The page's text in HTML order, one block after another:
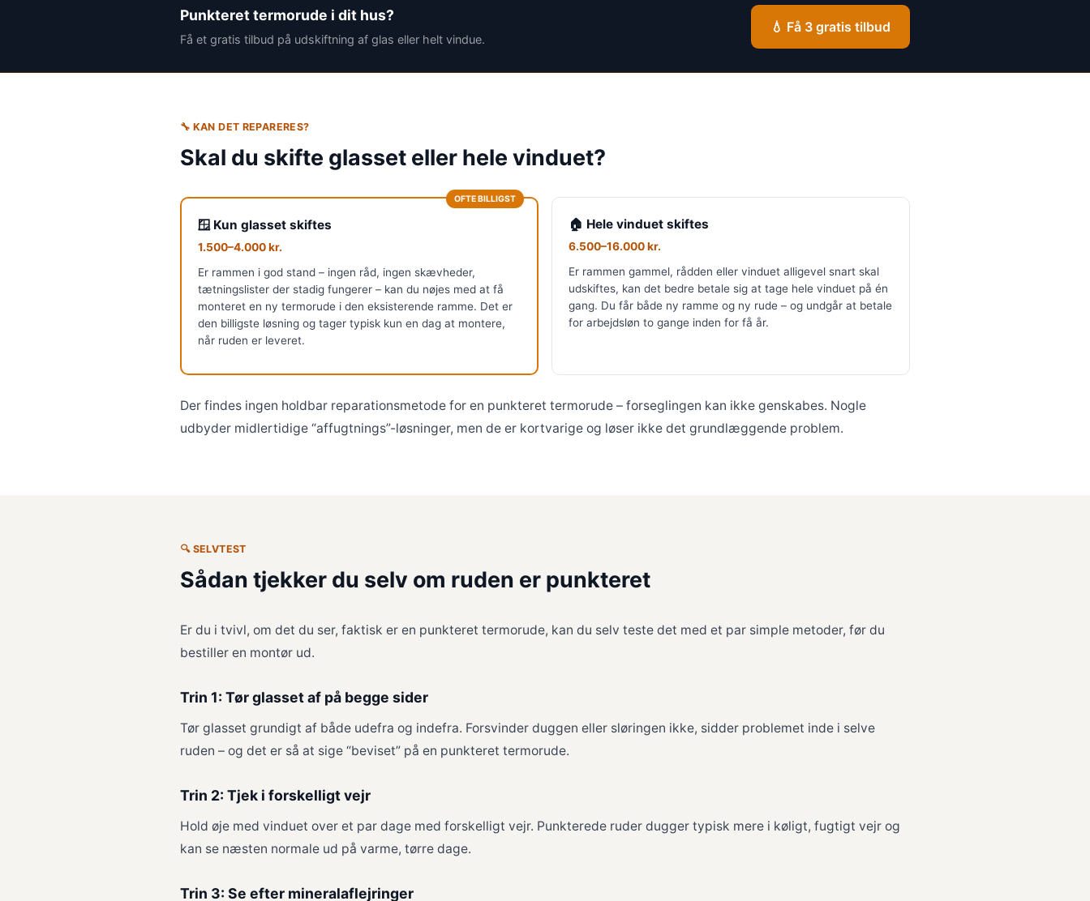
Punkteret termorude i dit hus?
Få et gratis tilbud på udskiftning af glas eller helt vindue.
💧 Få 3 gratis tilbud
🔧 KAN DET REPARERES?
Skal du skifte glasset eller hele vinduet?
OFTE BILLIGST
🪟 Kun glasset skiftes
1.500–4.000 kr.
Er rammen i god stand – ingen råd, ingen skævheder,
tætningslister der stadig fungerer – kan du nøjes med at få
monteret en ny termorude i den eksisterende ramme. Det er
den billigste løsning og tager typisk kun en dag at montere,
når ruden er leveret.
🏠 Hele vinduet skiftes
6.500–16.000 kr.
Er rammen gammel, rådden eller vinduet alligevel snart skal
udskiftes, kan det bedre betale sig at tage hele vinduet på én
gang. Du får både ny ramme og ny rude – og undgår at betale
for arbejdsløn to gange inden for få år.
Der findes ingen holdbar reparationsmetode for en punkteret termorude – forseglingen kan ikke genskabes. Nogle
udbyder midlertidige “affugtnings”-løsninger, men de er kortvarige og løser ikke det grundlæggende problem.
🔍 SELVTEST
Sådan tjekker du selv om ruden er punkteret
Er du i tvivl, om det du ser, faktisk er en punkteret termorude, kan du selv teste det med et par simple metoder, før du
bestiller en montør ud.
Trin 1: Tør glasset af på begge sider
Tør glasset grundigt af både udefra og indefra. Forsvinder duggen eller sløringen ikke, sidder problemet inde i selve
ruden – og det er så at sige “beviset” på en punkteret termorude.
Trin 2: Tjek i forskelligt vejr
Hold øje med vinduet over et par dage med forskelligt vejr. Punkterede ruder dugger typisk mere i køligt, fugtigt vejr og
kan se næsten normale ud på varme, tørre dage.
Trin 3: Se efter mineralaflejringer